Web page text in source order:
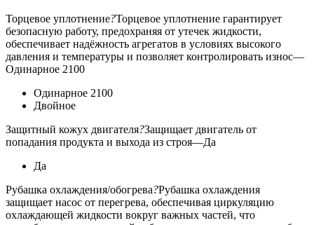
Торцевое уплотнение?Торцевое уплотнение гарантирует
безопасную работу, предохраняя от утечек жидкости,
обеспечивает надёжность агрегатов в условиях высокого
давления и температуры и позволяет контролировать износ—
Одинарное 2100
Одинарное 2100
Двойное
Защитный кожух двигателя?Защищает двигатель от
попадания продукта и выхода из строя—Да
Да
Рубашка охлаждения/обогрева?Рубашка охлаждения
защищает насос от перегрева, обеспечивая циркуляцию
охлаждающей жидкости вокруг важных частей, что